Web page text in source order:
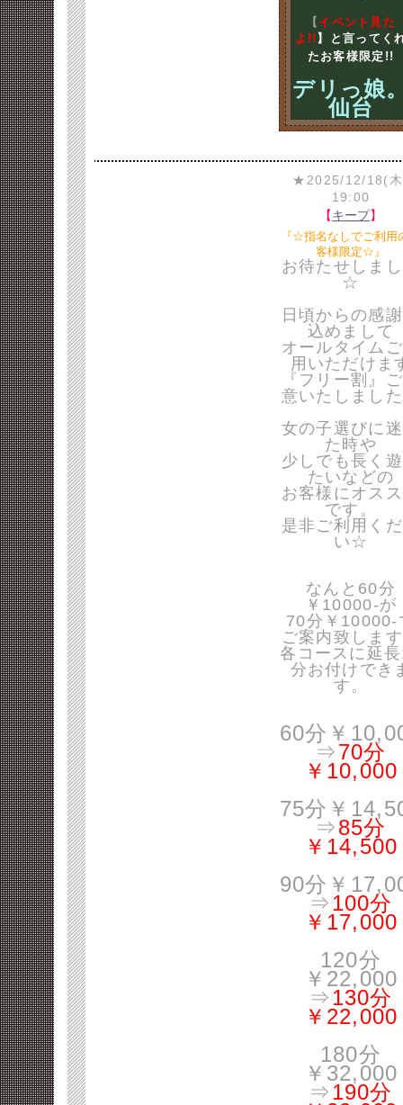
【 イベント見た
よ!! 】と言ってく
たお客様限定!!
デリっ娘
仙台
★2025/12/18(
19:00
【キープ】
『☆指名なしでご利用
客様限定☆』
お待たせしま
☆
日頃からの感
込めまして
オールタイム
用いただけま
『フリー割』
意いたしまし
女の子選びに
た時や
少しでも長く
たいなどの
お客様にオス
です。
是非ご利用く
い☆
なんと60分
￥10000-が
70分￥10000-
ご案内致しま
各コースに延
分お付けでき
す。
60分￥
⇒70分
￥10,000
75分￥
⇒85分
￥14,500
90分￥
⇒100分
￥17,000
120分
￥22,000
⇒130分
￥22,000
180分
￥32,000
⇒190分